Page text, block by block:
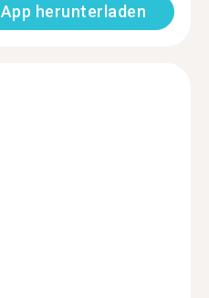
App herunterladen